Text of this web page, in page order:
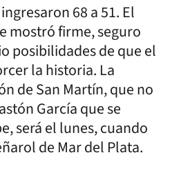
68 a 51. El
mostró firme, seguro
posibilidades de que el
la historia. La
de San Martín, que no
García que se
será el lunes, cuando
de Mar del Plata.